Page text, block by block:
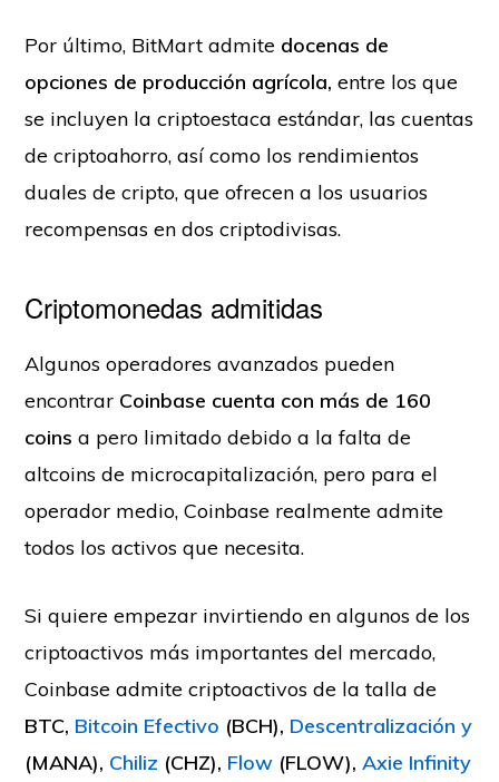
Por último, BitMart admite docenas de
opciones de producción agrícola, entre los que
se incluyen la criptoestaca estándar, las cuentas
de criptoahorro, así como los rendimientos
duales de cripto, que ofrecen a los usuarios
recompensas en dos criptodivisas.
Criptomonedas admitidas
Algunos operadores avanzados pueden
encontrar Coinbase cuenta con más de 160
coins a pero limitado debido a la falta de
altcoins de microcapitalización, pero para el
operador medio, Coinbase realmente admite
todos los activos que necesita.
Si quiere empezar invirtiendo en algunos de los
criptoactivos más importantes del mercado,
Coinbase admite criptoactivos de la talla de
BTC, Bitcoin Efectivo (BCH), Descentralización y
(MANA), Chiliz (CHZ), Flow (FLOW),Axie Infinity